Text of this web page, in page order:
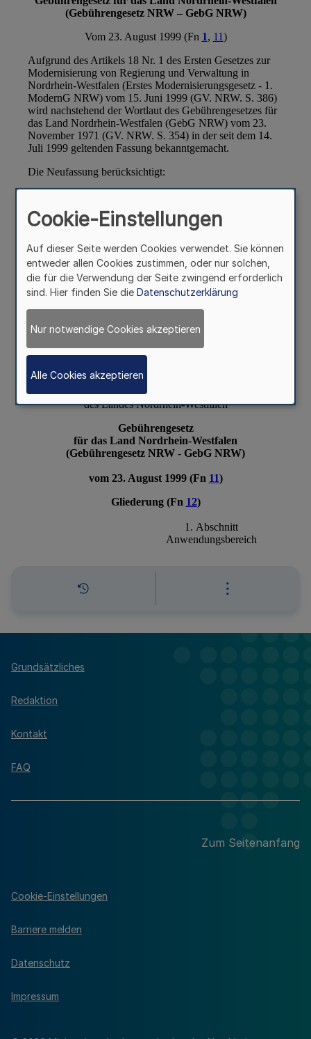
Grundsätzliches
Redaktion
Kontakt
FAQ
Zum Seitenanfang
Cookie-Einstellungen
Barriere melden
Datenschutz
Impressum
Cookie-Einstellungen
Auf dieser Seite werden Cookies verwendet. Sie können
entweder allen Cookies zustimmen, oder nur solchen,
die für die Verwendung der Seite zwingend erforderlich
sind. Hier finden Sie die Datenschutzerklärung
Nur notwendige Cookies akzeptieren
Alle Cookies akzeptieren